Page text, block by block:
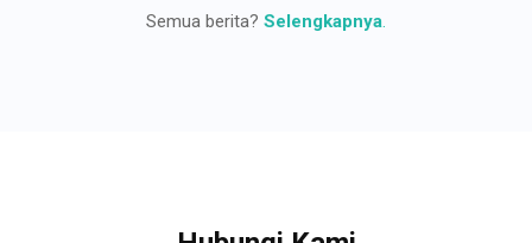
Semua berita? Selengkapnya.